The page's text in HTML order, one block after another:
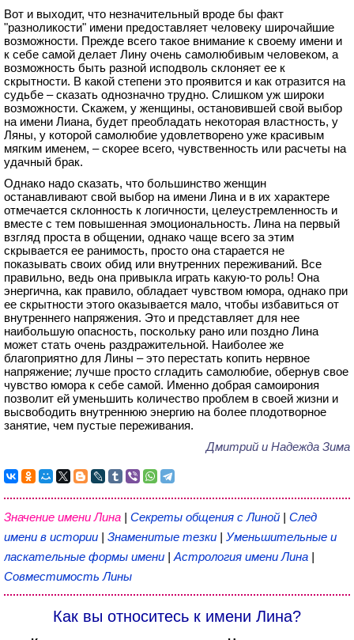
Вот и выходит, что незначительный вроде бы факт
"разноликости" имени предоставляет человеку широчайшие
возможности. Прежде всего такое внимание к своему имени и
к себе самой делает Лину очень самолюбивым человеком, а
возможность быть разной исподволь склоняет ее к
скрытности. В какой степени это проявится и как отразится на
судьбе – сказать однозначно трудно. Слишком уж широки
возможности. Скажем, у женщины, остановившей свой выбор
на имени Лиана, будет преобладать некоторая властность, у
Ляны, у которой самолюбие удовлетворено уже красивым
мягким именем, – скорее всего, чувственность или расчеты на
удачный брак.
Однако надо сказать, что большинство женщин
останавливают свой выбор на имени Лина и в их характере
отмечается склонность к логичности, целеустремленность и
вместе с тем повышенная эмоциональность. Лина на первый
взгляд проста в общении, однако чаще всего за этим
скрывается ее ранимость, просто она старается не
показывать своих обид или внутренних переживаний. Все
правильно, ведь она привыкла играть какую-то роль! Она
энергична, как правило, обладает чувством юмора, однако при
ее скрытности этого оказывается мало, чтобы избавиться от
внутреннего напряжения. Это и представляет для нее
наибольшую опасность, поскольку рано или поздно Лина
может стать очень раздражительной. Наиболее же
благоприятно для Лины – это перестать копить нервное
напряжение; лучше просто сгладить самолюбие, обернув свое
чувство юмора к себе самой. Именно добрая самоирония
позволит ей уменьшить количество проблем в своей жизни и
высвободить внутреннюю энергию на более плодотворное
занятие, чем пустые переживания.
Дмитрий и Надежда Зима
Значение имени Лина | Секреты общения с Линой | След
имени в истории | Знаменитые тезки | Уменьшительные и
ласкательные формы имени | Астрология имени Лина |
Совместимость Лины
Как вы относитесь к имени Лина?